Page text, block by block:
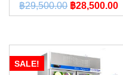
฿29,500.00 ฿28,500.00
SALE!